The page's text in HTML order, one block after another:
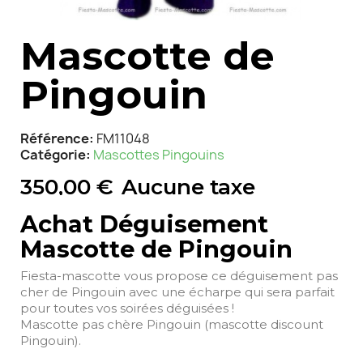
Mascotte de
Pingouin
Référence FM11048
Catégorie Mascottes Pingouins
350,00 € Aucune taxe
Achat Déguisement
Mascotte de Pingouin
Fiesta-mascotte vous propose ce déguisement pas
cher de Pingouin avec une écharpe qui sera parfait
pour toutes vos soirées déguisées !
Mascotte pas chère Pingouin (mascotte discount
Pingouin).